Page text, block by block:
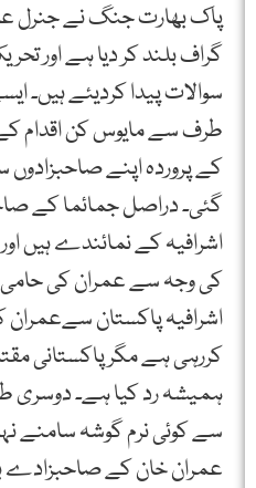
پاک بھارت جنگ نے جنرل
گراف بلند کر دیا ہے اور
سوالات پیدا کردیئے ہیں۔
طرف سے مایوس کن اقدام کے
کے پروردہ اپنے
گئی۔ دراصل جمائما کے
اشرافیہ کے نمائندے ہیں
کی وجہ سے عمران کی حامی
اشرافیہ پاکستان سےعمران
کررہی ہے مگر پاکستانی
ہمیشہ رد کیا ہے۔ دوسری
سے کوئی نرم گوشہ سامنے
عمران خان کے صاحبزادے